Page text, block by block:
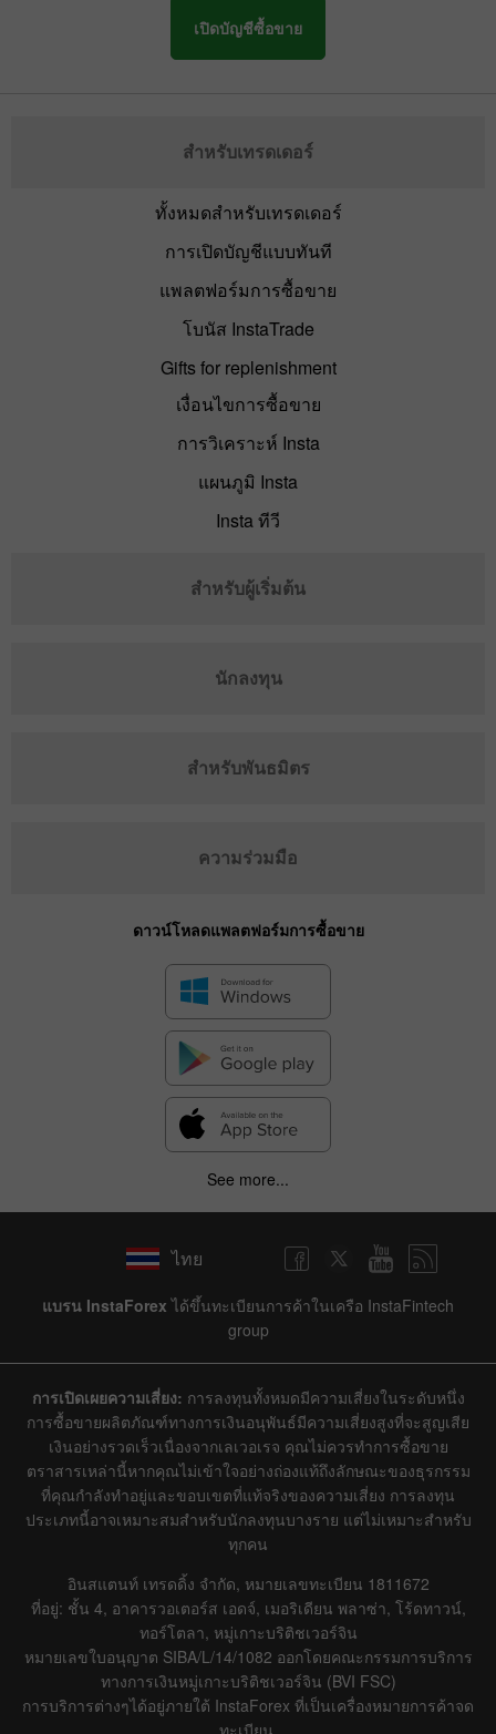
เปิดบัญชีซื้อขาย
สำหรับเทรดเดอร์
ทั้งหมดสำหรับเทรดเดอร์
การเปิดบัญชีแบบทันที
แพลตฟอร์มการซื้อขาย
โบนัส InstaTrade
Gifts for replenishment
เงื่อนไขการซื้อขาย
การวิเคราะห์ Insta
แผนภูมิ Insta
Insta ทีวี
สำหรับผู้เริ่มต้น
นักลงทุน
สำหรับพันธมิตร
ความร่วมมือ
ดาวน์โหลดแพลตฟอร์มการซื้อขาย
See more...
ไทย
แบรน InstaForex ได้ขึ้นทะเบียนการค้าในเครือ InstaFintech
group
การเปิดเผยความเสี่ยง: การลงทุนทั้งหมดมีความเสี่ยงในระดับหนึ่ง
การซื้อขายผลิตภัณฑ์ทางการเงินอนุพันธ์มีความเสี่ยงสูงที่จะสูญเสีย
เงินอย่างรวดเร็วเนื่องจากเลเวอเรจ คุณไม่ควรทำการซื้อขาย
ตราสารเหล่านี้หากคุณไม่เข้าใจอย่างถ่องแท้ถึงลักษณะของธุรกรรม
ที่คุณกำลังทำอยู่และขอบเขตที่แท้จริงของความเสี่ยง การลงทุน
ประเภทนี้อาจเหมาะสมสำหรับนักลงทุนบางราย แต่ไม่เหมาะสำหรับ
ทุกคน
อินสแตนท์ เทรดดิ้ง จำกัด, หมายเลขทะเบียน 1811672
ที่อยู่: ชั้น 4, อาคารวอเตอร์ส เอดจ์, เมอริเดียน พลาซ่า, โร้ดทาวน์,
ทอร์โตลา, หมู่เกาะบริติชเวอร์จิน
หมายเลขใบอนุญาต SIBA/L/14/1082 ออกโดยคณะกรรมการบริการ
ทางการเงินหมู่เกาะบริติชเวอร์จิน (BVI FSC)
การบริการต่างๆได้อยู่ภายใต้ InstaForex ที่เป็นเครื่องหมายการค้าจด